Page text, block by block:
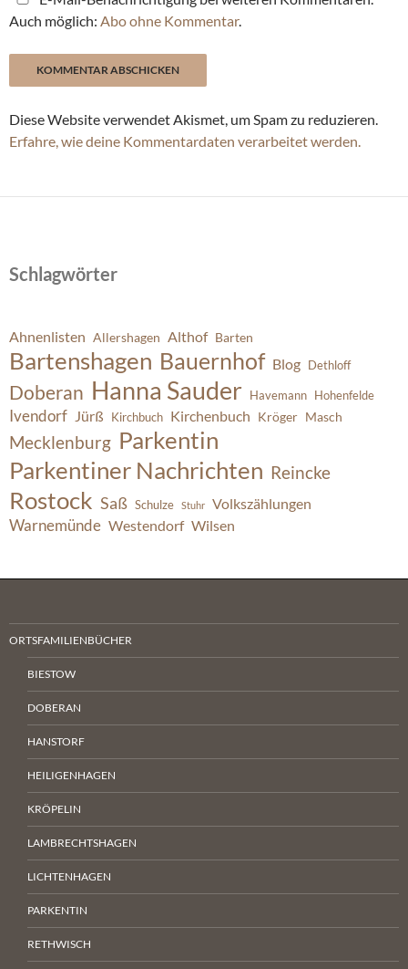
Auch möglich: Abo ohne Kommentar.
Diese Website verwendet Akismet, um Spam zu reduzieren.
Erfahre, wie deine Kommentardaten verarbeitet werden.
Schlagwörter
Ahnenlisten Allershagen Althof Barten
Bartenshagen Bauernhof Blog Dethloff
Doberan Hanna Sauder Havemann Hohenfelde
Ivendorf Jürß Kirchbuch Kirchenbuch Kröger Masch
Mecklenburg Parkentin
Parkentiner Nachrichten Reincke
Rostock Saß Schulze Stuhr Volkszählungen
Warnemünde Westendorf Wilsen
ORTSFAMILIENBÜCHER
BIESTOW
DOBERAN
HANSTORF
HEILIGENHAGEN
KRÖPELIN
LAMBRECHTSHAGEN
LICHTENHAGEN
PARKENTIN
RETHWISCH